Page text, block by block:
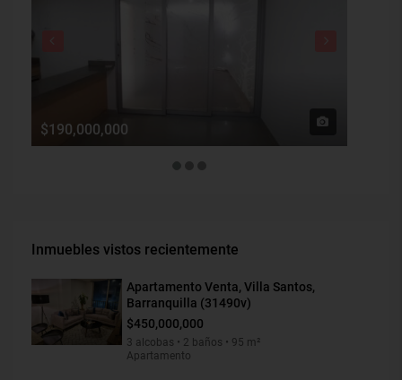
$190,000,000
Inmuebles vistos recientemente
Apartamento Venta, Villa Santos,
Barranquilla (31490v)
$450,000,000
3 alcobas • 2 baños • 95 m²
Apartamento